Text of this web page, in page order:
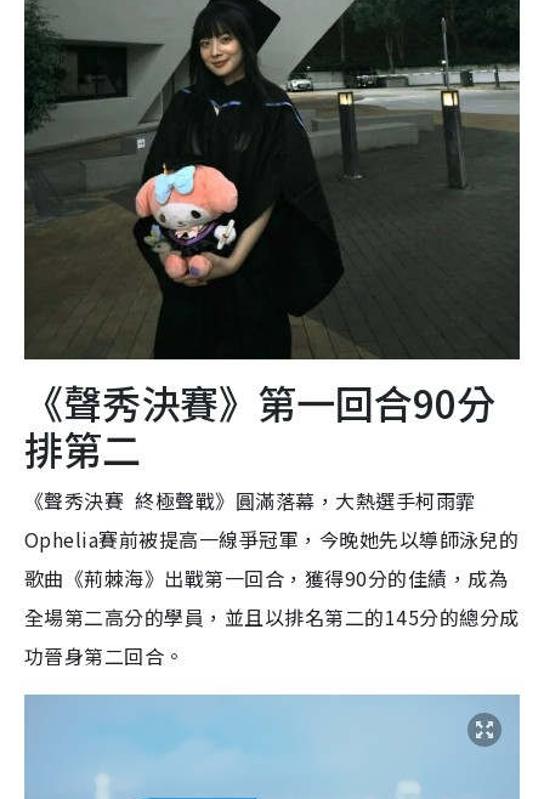
《聲秀決賽》第一回合90分
排第二
《聲秀決賽 終極聲戰》圓滿落幕，大熱選手柯雨霏
Ophelia賽前被提高一線爭冠軍，今晚她先以導師泳兒的
歌曲《荊棘海》出戰第一回合，獲得90分的佳績，成為
全場第二高分的學員，並且以排名第二的145分的總分成
功晉身第二回合。